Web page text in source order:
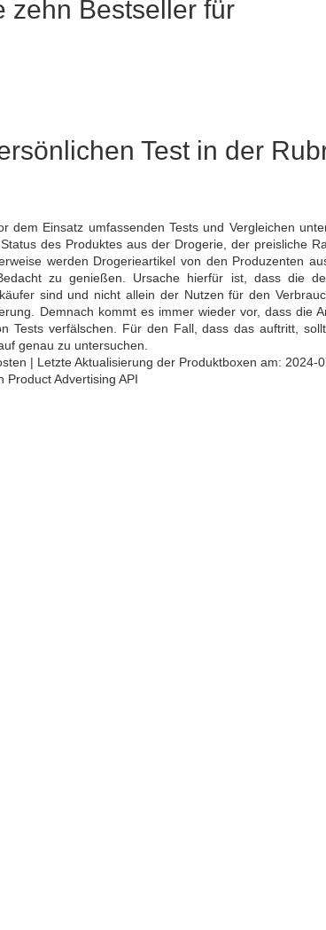
zehn Bestseller für
Test in der
Einsatz umfassenden Tests und Vergleichen
des Produktes aus der Drogerie, der preisliche
werden Drogerieartikel von den Produzenten
zu genießen. Ursache hierfür ist, dass die
sind und nicht allein der Nutzen für den
Demnach kommt es immer wieder vor, dass die
Tests verfälschen. Für den Fall, dass das auftritt,
genau zu untersuchen.
| Letzte Aktualisierung der Produktboxen am: 2024-
Product Advertising API